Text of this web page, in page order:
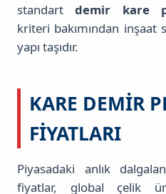
standartdemir kare
kriteri bakımından
yapı taşıdır.
KARE DEMIR
FIYATLARI
Piyasadaki anlık
fiyatlar, global çelik